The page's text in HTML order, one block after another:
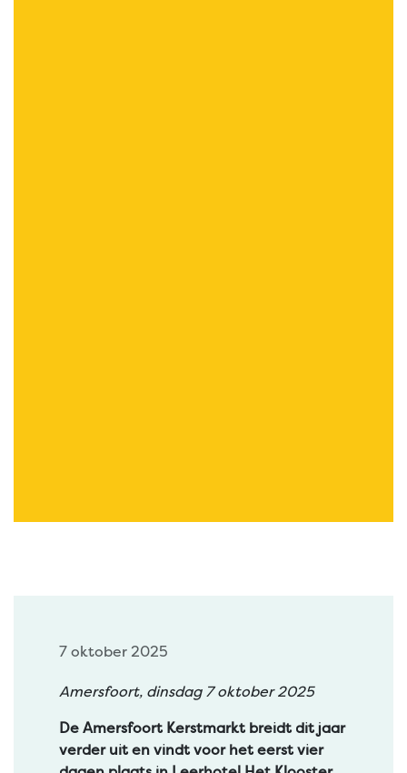
7 oktober 2025
Amersfoort, dinsdag 7 oktober 2025
De Amersfoort Kerstmarkt breidt dit jaar
verder uit en vindt voor het eerst vier